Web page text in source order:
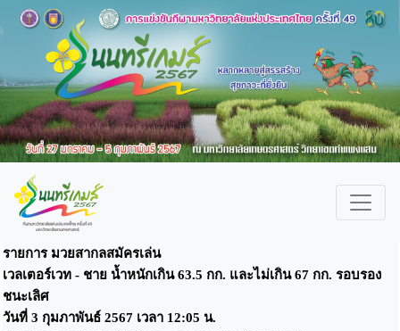
รายการ มวยสากลสมัครเล่น
เวลเตอร์เวท - ชาย น้ำหนักเกิน 63.5 กก. และไม่เกิน 67 กก. รอบรอง
ชนะเลิศ
วันที่ 3 กุมภาพันธ์ 2567 เวลา 12:05 น.